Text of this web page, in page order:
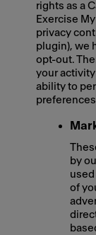
rights as a
Exercise
privacy
plugin), we
opt-out.
your
ability to
by
of